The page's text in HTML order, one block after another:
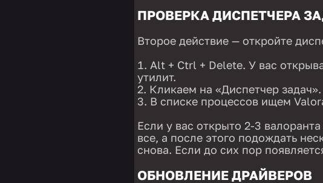
ПРОВЕРКА ДИСПЕТЧЕРА
Второе действие — откройте
Alt + Ctrl + Delete. У вас
утилит.
Кликаем на «Диспетчер задач».
В списке процессов ищем
Если у вас открыто 2-3
все, а после этого подождать
снова. Если до сих пор
ОБНОВЛЕНИЕ ДРАЙВЕРОВ